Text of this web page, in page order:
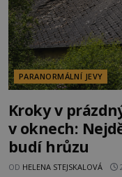
PARANORMÁLNÍ JEVY
Kroky v
v oknech:
budí hrůzu
OD HELENA STEJSKALOVÁ